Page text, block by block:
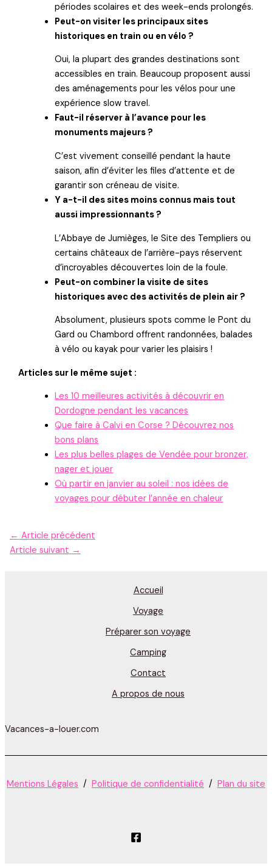
périodes scolaires et des week-ends prolongés.
Peut-on visiter les principaux sites
historiques en train ou en vélo ?
Oui, la plupart des grandes destinations sont
accessibles en train. Beaucoup proposent aussi
des aménagements pour les vélos pour une
expérience slow travel.
Faut-il réserver à l’avance pour les
monuments majeurs ?
C’est vivement conseillé pendant la haute
saison, afin d’éviter les files d’attente et de
garantir son créneau de visite.
Y a-t-il des sites moins connus mais tout
aussi impressionnants ?
L’Abbaye de Jumièges, le Site des Templiers ou
certains châteaux de l’arrière-pays réservent
d’incroyables découvertes loin de la foule.
Peut-on combiner la visite de sites
historiques avec des activités de plein air ?
Absolument, plusieurs spots comme le Pont du
Gard ou Chambord offrent randonnées, balades
à vélo ou kayak pour varier les plaisirs !
Articles sur le même sujet :
Les 10 meilleures activités à découvrir en
Dordogne pendant les vacances
Que faire à Calvi en Corse ? Découvrez nos
bons plans
Les plus belles plages de Vendée pour bronzer,
nager et jouer
Où partir en janvier au soleil : nos idées de
voyages pour débuter l’année en chaleur
← Article précédent
Article suivant →
Accueil
Voyage
Préparer son voyage
Camping
Contact
A propos de nous
Vacances-a-louer.com
Mentions Légales / Politique de confidentialité / Plan du site